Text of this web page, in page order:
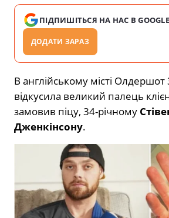
ПІДПИШІТЬСЯ НА НАС В GOOGLE
ДОДАТИ ЗАРАЗ
В англійському місті Олдершот
відкусила великий палець
замовив піцу, 34-річному
Дженкінсону.